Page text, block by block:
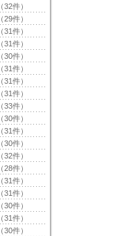
（32件）
（29件）
（31件）
（31件）
（30件）
（31件）
（31件）
（31件）
（33件）
（30件）
（31件）
（30件）
（32件）
（28件）
（31件）
（31件）
（30件）
（31件）
（30件）